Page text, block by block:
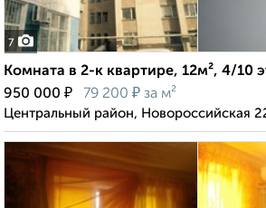
7
Комната в 2-к квартире, 12м², 4/10
950 000 ₽ 79 200 ₽ за м²
Центральный район, Новороссийская